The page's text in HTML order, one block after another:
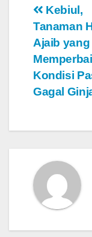
pos
Kebiul,
Tanaman
Ajaib yang
Kondisi
Gagal